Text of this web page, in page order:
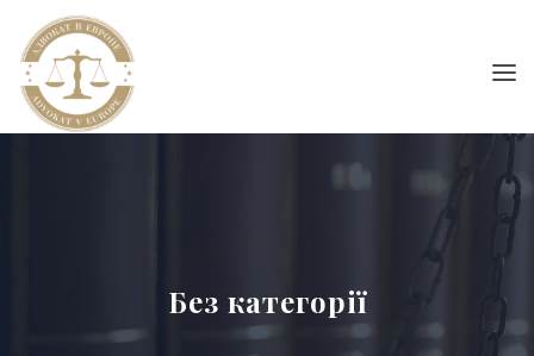
Без категорії